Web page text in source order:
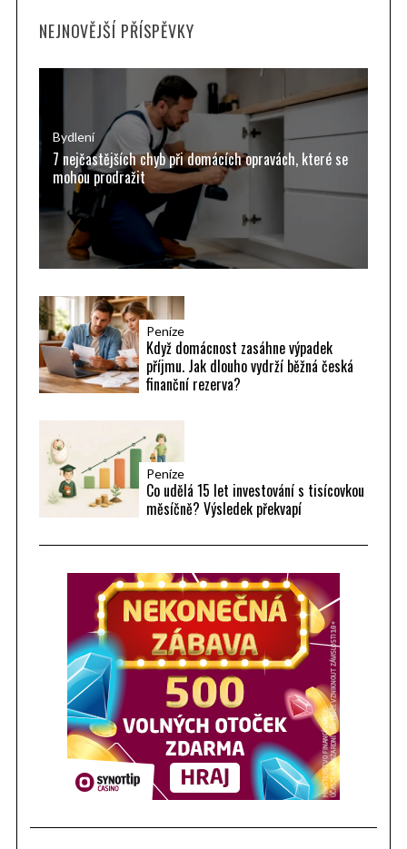
c
NEJNOVĚJŠÍ PŘÍSPĚVKY
Bydlení
7 nejčastějších chyb při domácích opravách, které se
mohou prodražit
Peníze
Když domácnost zasáhne výpadek
příjmu. Jak dlouho vydrží běžná česká
finanční rezerva?
Peníze
Co udělá 15 let investování s tisícovkou
měsíčně? Výsledek překvapí
r
r
: